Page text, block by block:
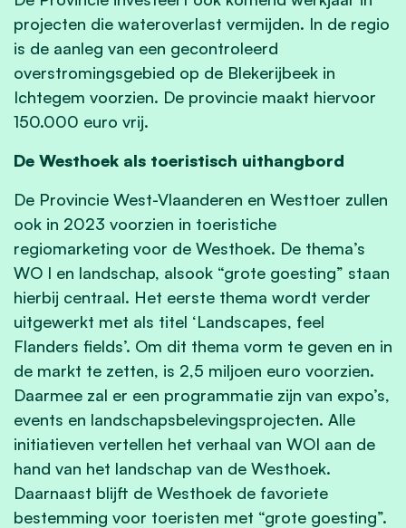
projecten die wateroverlast vermijden. In de regio
is de aanleg van een gecontroleerd
overstromingsgebied op de Blekerijbeek in
Ichtegem voorzien. De provincie maakt hiervoor
150.000 euro vrij.
De Westhoek als toeristisch uithangbord
De Provincie West-Vlaanderen en Westtoer zullen
ook in 2023 voorzien in toeristiche
regiomarketing voor de Westhoek. De thema’s
WO I en landschap, alsook “grote goesting” staan
hierbij centraal. Het eerste thema wordt verder
uitgewerkt met als titel ‘Landscapes, feel
Flanders fields’. Om dit thema vorm te geven en in
de markt te zetten, is 2,5 miljoen euro voorzien.
Daarmee zal er een programmatie zijn van expo’s,
events en landschapsbelevingsprojecten. Alle
initiatieven vertellen het verhaal van WOI aan de
hand van het landschap van de Westhoek.
Daarnaast blijft de Westhoek de favoriete
bestemming voor toeristen met “grote goesting”.